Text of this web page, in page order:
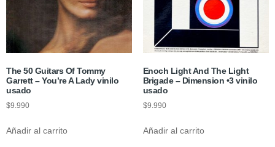
The 50 Guitars Of Tommy
Garrett – You’re A Lady vinilo
usado
$9.990
Añadir al carrito
Enoch Light And The Light
Brigade – Dimension •3 vinilo
usado
$9.990
Añadir al carrito